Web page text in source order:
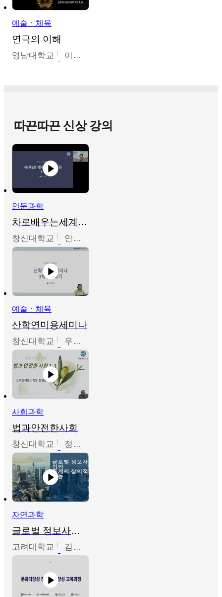
예술ㆍ체육
연극의 이해
영남대학교 이선화
따끈따끈 신상 강의
인문과학
차로배우는세계문화
창신대학교 안소영
예술ㆍ체육
산학연미용세미나
창신대학교 우미옥,오윤경,박선이
사회과학
법과안전한사회
창신대학교 정연균
자연과학
글로벌 정보사회와 통계의 창의적 기능
고려대학교 김희영